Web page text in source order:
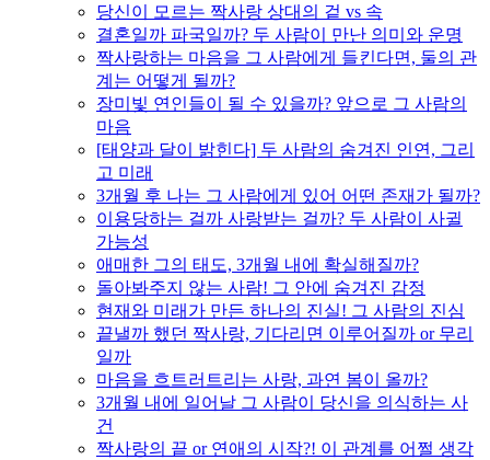
당신이 모르는 짝사랑 상대의 겉 vs 속
결혼일까 파국일까? 두 사람이 만난 의미와 운명
짝사랑하는 마음을 그 사람에게 들킨다면, 둘의 관
계는 어떻게 될까?
장미빛 연인들이 될 수 있을까? 앞으로 그 사람의
마음
[태양과 달이 밝힌다] 두 사람의 숨겨진 인연, 그리
고 미래
3개월 후 나는 그 사람에게 있어 어떤 존재가 될까?
이용당하는 걸까 사랑받는 걸까? 두 사람이 사귈
가능성
애매한 그의 태도, 3개월 내에 확실해질까?
돌아봐주지 않는 사람! 그 안에 숨겨진 감정
현재와 미래가 만든 하나의 진실! 그 사람의 진심
끝낼까 했던 짝사랑, 기다리면 이루어질까 or 무리
일까
마음을 흐트러트리는 사랑, 과연 봄이 올까?
3개월 내에 일어날 그 사람이 당신을 의식하는 사
건
짝사랑의 끝 or 연애의 시작?! 이 관계를 어쩔 생각